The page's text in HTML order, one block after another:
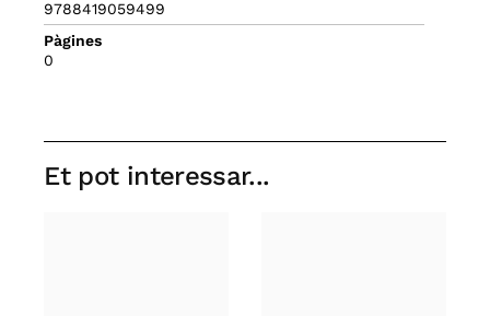
9788419059499
Pàgines
0
Et pot interessar...